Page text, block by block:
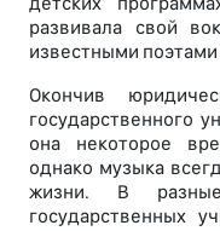
развивала свой
известными
Окончив
государственного
она некоторое
однако музыка
жизни. В
государственных